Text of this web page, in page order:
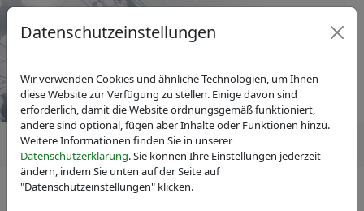
Datenschutzeinstellungen
Wir verwenden Cookies und ähnliche Technologien, um Ihnen
diese Website zur Verfügung zu stellen. Einige davon sind
erforderlich, damit die Website ordnungsgemäß funktioniert,
andere sind optional, fügen aber Inhalte oder Funktionen hinzu.
Weitere Informationen finden Sie in unserer
Datenschutzerklärung. Sie können Ihre Einstellungen jederzeit
ändern, indem Sie unten auf der Seite auf
"Datenschutzeinstellungen" klicken.